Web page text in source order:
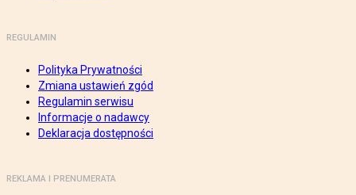
REGULAMIN
Polityka Prywatności
Zmiana ustawień zgód
Regulamin serwisu
Informacje o nadawcy
Deklaracja dostępności
REKLAMA I PRENUMERATA